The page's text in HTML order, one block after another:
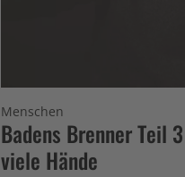
Menschen
Badens Brenner Teil
viele Hände